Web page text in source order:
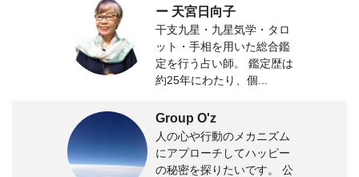
ー 天宮日向子
干支九星・九星気学・タロ
ット・手相を用いた総合鑑
定を行う占い師。 鑑定歴は
約25年にわたり、個...
Group O'z
人の心や行動のメカニズム
にアプローチしてハッピー
の秘密を探りたいです。 公